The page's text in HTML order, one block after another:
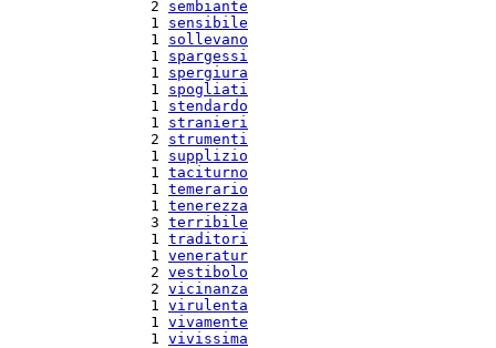
  2
sembiante
  1
sensibile
  1
sollevano
  1
spargessi
  1
spergiura
  1
spogliati
  1
stendardo
  1
stranieri
  2
strumenti
  1
supplizio
  1
taciturno
  1
temerario
  1
tenerezza
  3
terribile
  1
traditori
  1
veneratur
  2
vestibolo
  2
vicinanza
  1
virulenta
  1
vivamente
  1
vivissima